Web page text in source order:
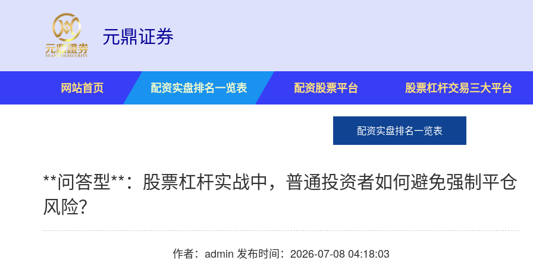
元鼎证券
网站首页 配资实盘排名一览表 配资股票平台 股票杠杆交易三大平台
配资实盘排名一览表
**问答型**：股票杠杆实战中，普通投资者如何避免强制平仓
风险？
作者：admin 发布时间：2026-07-08 04:18:03